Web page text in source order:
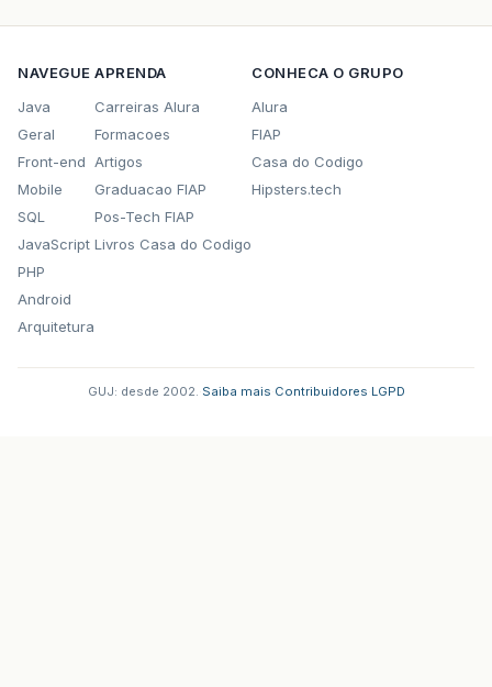
NAVEGUE
Java
Geral
Front-end
Mobile
SQL
JavaScript
PHP
Android
Arquitetura
APRENDA
Carreiras Alura
Formacoes
Artigos
Graduacao FIAP
Pos-Tech FIAP
Livros Casa do Codigo
CONHECA O GRUPO
Alura
FIAP
Casa do Codigo
Hipsters.tech
GUJ: desde 2002. Saiba mais Contribuidores LGPD